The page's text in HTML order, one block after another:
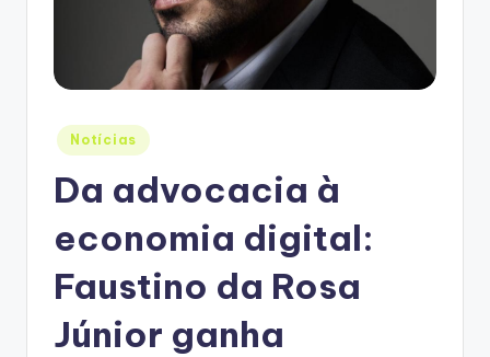
Posted
in
Notícias
Da advocacia à
economia digital:
Faustino da Rosa
Júnior ganha